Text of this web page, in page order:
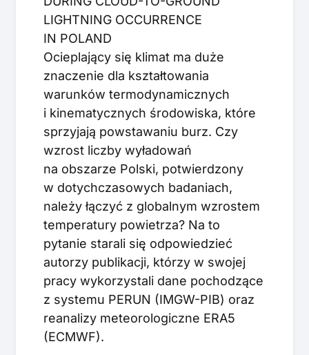
LIGHTNING OCCURRENCE
IN POLAND
Ocieplający się klimat ma duże
znaczenie dla kształtowania
warunków termodynamicznych
i kinematycznych środowiska, które
sprzyjają powstawaniu burz. Czy
wzrost liczby wyładowań
na obszarze Polski, potwierdzony
w dotychczasowych badaniach,
należy łączyć z globalnym wzrostem
temperatury powietrza? Na to
pytanie starali się odpowiedzieć
autorzy publikacji, którzy w swojej
pracy wykorzystali dane pochodzące
z systemu PERUN (IMGW-PIB) oraz
reanalizy meteorologiczne ERA5
(ECMWF).